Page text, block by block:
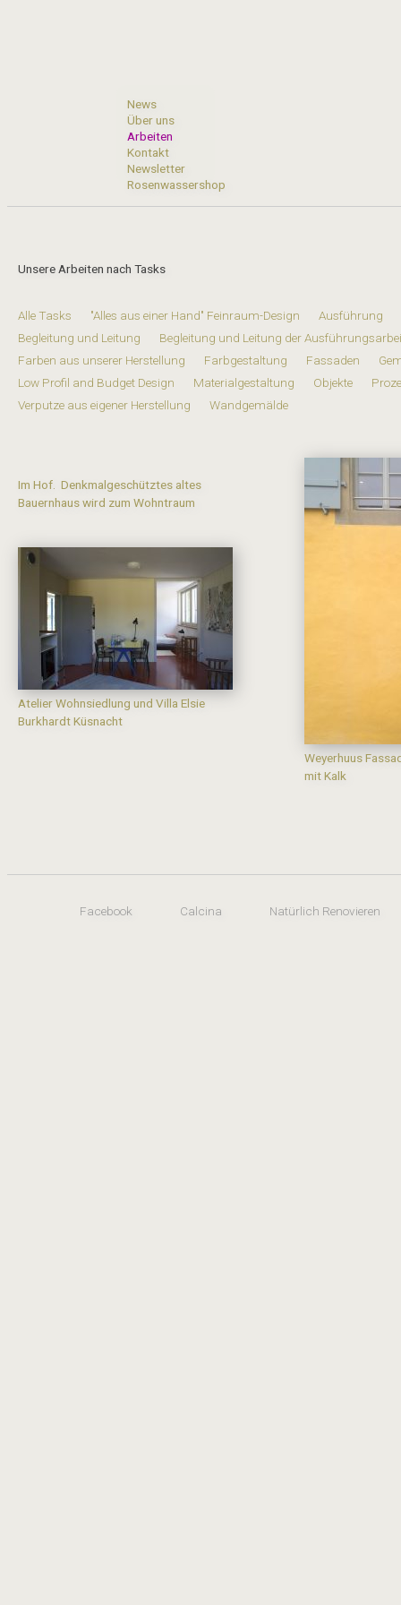
News
Über uns
Arbeiten
Kontakt
Newsletter
Rosenwassershop
Unsere Arbeiten nach Tasks
Alle Tasks "Alles aus einer Hand" Feinraum-Design
Ausführung
Begleitung und Leitung
Begleitung und Leitung der
Farben aus unserer Herstellung
Farbgestaltung Fassaden
Low Profil and Budget Design
Materialgestaltung Objekte
Verputze aus eigener Herstellung
Wandgemälde
Im Hof. Denkmalgeschütztes altes
Bauernhaus wird zum Wohntraum
Weyerhuus
mit Kalk
Atelier Wohnsiedlung und Villa Elsie
Burkhardt Küsnacht
Facebook Calcina Natürlich Renovieren